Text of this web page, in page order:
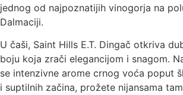
jednog od najpoznatijih vinogorja na
Dalmaciji.
U čaši, Saint Hills E.T. Dingač otkriva
boju koja zrači elegancijom i snagom.
se intenzivne arome crnog voća poput
i suptilnih začina, prožete nijansama